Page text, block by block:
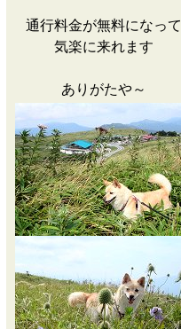
通行料金が無料になって
気楽に来れます
ありがたや～